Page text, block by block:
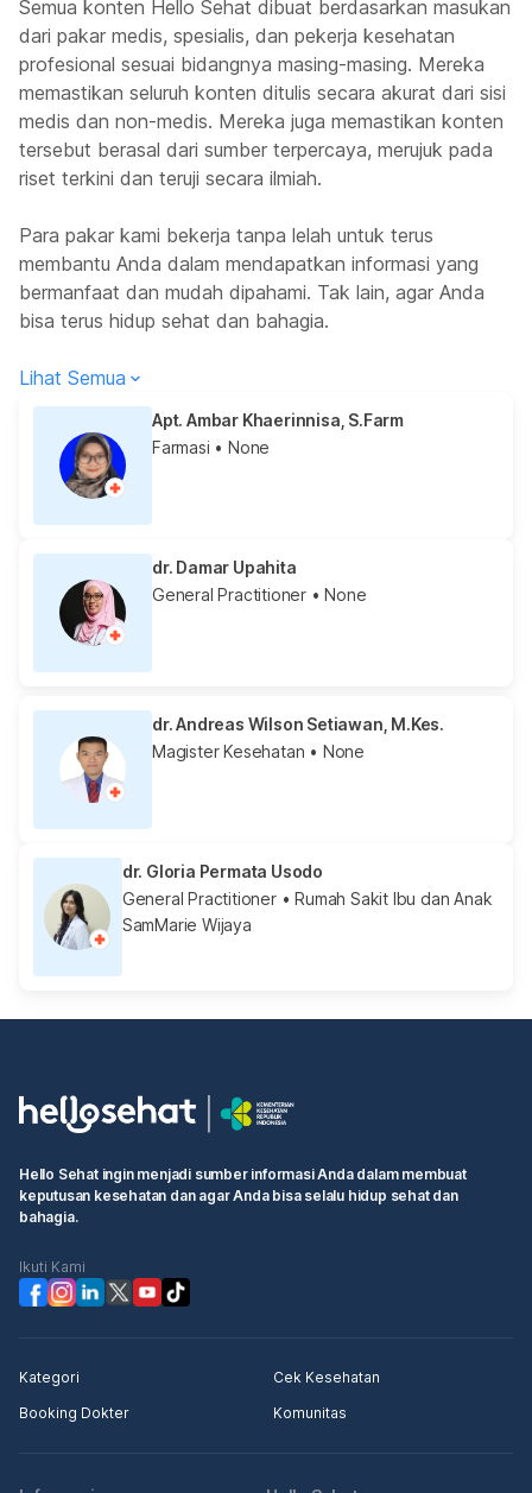
Semua konten Hello Sehat dibuat berdasarkan masukan
dari pakar medis, spesialis, dan pekerja kesehatan
profesional sesuai bidangnya masing-masing. Mereka
memastikan seluruh konten ditulis secara akurat dari sisi
medis dan non-medis. Mereka juga memastikan konten
tersebut berasal dari sumber terpercaya, merujuk pada
riset terkini dan teruji secara ilmiah.
Para pakar kami bekerja tanpa lelah untuk terus
membantu Anda dalam mendapatkan informasi yang
bermanfaat dan mudah dipahami. Tak lain, agar Anda
bisa terus hidup sehat dan bahagia.
Lihat Semua
Apt. Ambar Khaerinnisa, S.Farm
Farmasi • None
dr. Damar Upahita
General Practitioner • None
dr. Andreas Wilson Setiawan, M.Kes.
Magister Kesehatan • None
dr. Gloria Permata Usodo
General Practitioner• Rumah Sakit Ibu dan Anak
SamMarie Wijaya
Hello Sehat ingin menjadi sumber informasi Anda dalam membuat
keputusan kesehatan dan agar Anda bisa selalu hidup sehat dan
bahagia.
Ikuti Kami
Kategori
Cek Kesehatan
Booking Dokter
Komunitas